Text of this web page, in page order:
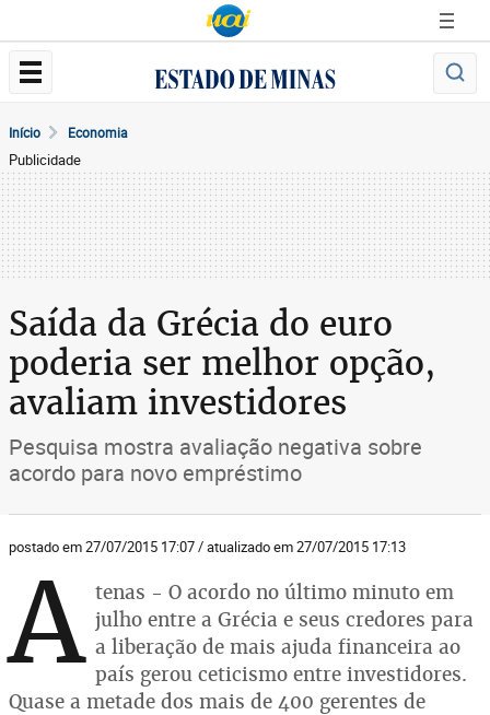
Início Economia
Publicidade
Saída da Grécia do euro
poderia ser melhor opção,
avaliam investidores
Pesquisa mostra avaliação negativa sobre
acordo para novo empréstimo
postado em 27/07/2015 17:07 / atualizado em 27/07/2015 17:13
A tenas - O acordo no último minuto em
julho entre a Grécia e seus credores para
a liberação de mais ajuda financeira ao
país gerou ceticismo entre investidores.
Quase a metade dos mais de 400 gerentes de